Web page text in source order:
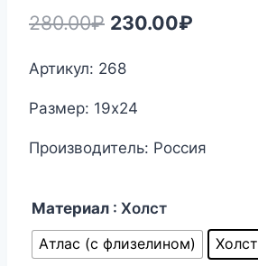
280.00₽ Первоначальная
составляла
280.00₽.
230.00₽
Артикул: 268
Размер: 19х24
Производитель: Россия
Материал : Холст
Атлас (с флизелином)
Холст